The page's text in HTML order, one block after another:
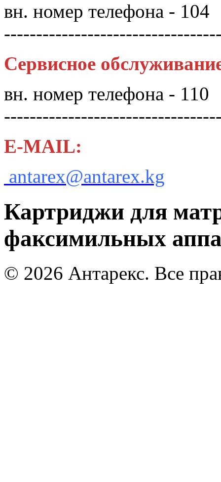
вн. номер телефона - 104
Сервисное
вн. номер телефона - 110
E-MAIL:
antarex@antarex.kg
Картриджи для
факсимильных
© 2026 Антарекс. Все